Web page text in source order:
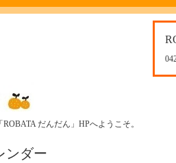
だんだん」HPへようこそ。
ンダー